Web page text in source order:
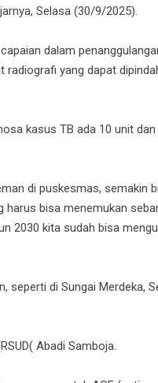
Selasa (30/9/2025).
dalam
yang dapat
kasus TB ada 10 unit
di puskesmas, semakin
bisa menemukan
2030 kita sudah bisa
seperti di Sungai Merdeka,
Abadi Samboja.